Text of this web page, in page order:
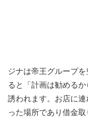
ジナは帝王グループ
ると「計画は勧める
誘われます。お店に
った場所であり借金